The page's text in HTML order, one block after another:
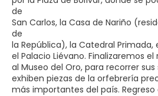
de
San Carlos, la Casa de Nariño
de
la República), la Catedral Primada,
el Palacio Liévano. Finalizaremos
al Museo del Oro, para recorrer
exhiben piezas de la orfebrería
más importantes del país.